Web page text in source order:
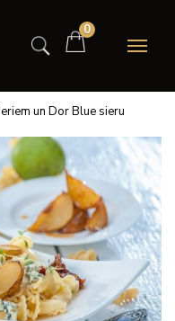
0
un Dor Blue sieru